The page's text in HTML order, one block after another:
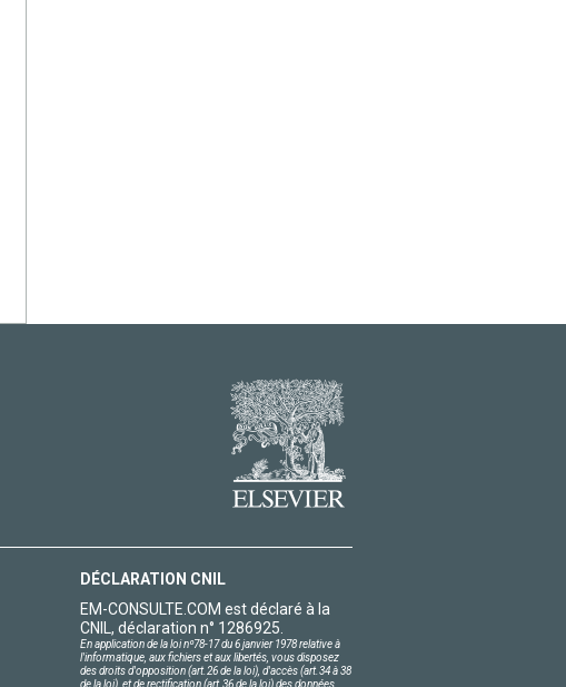
DÉCLARATION CNIL
EM-CONSULTE.COM est déclaré à la
CNIL, déclaration n° 1286925.
En application de la loi nº78-17 du 6 janvier 1978 relative à
l'informatique, aux fichiers et aux libertés, vous disposez
des droits d'opposition (art.26 de la loi), d'accès (art.34 à 38
de la loi), et de rectification (art.36 de la loi) des données